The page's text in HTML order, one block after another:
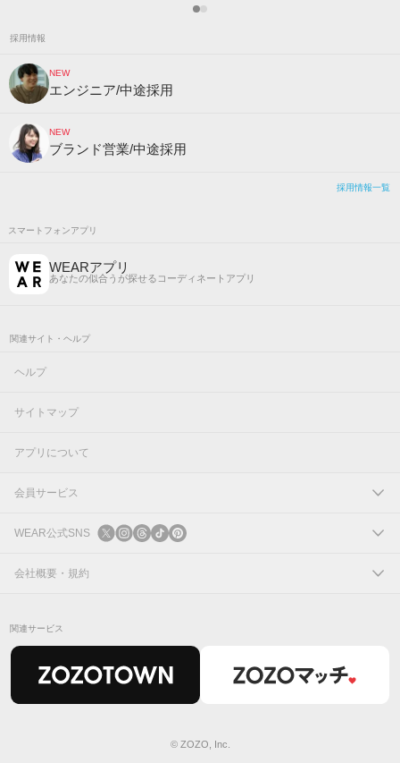
採用情報
NEW
エンジニア/中途採用
NEW
ブランド営業/中途採用
採用情報一覧
スマートフォンアプリ
WEARアプリ
あなたの似合うが探せるコーディネートアプリ
関連サイト・ヘルプ
ヘルプ
サイトマップ
アプリについて
会員サービス
ログイン
新規会員登録
WEAR公式SNS
X
会社概要・規約
関連サービス
© ZOZO, Inc.